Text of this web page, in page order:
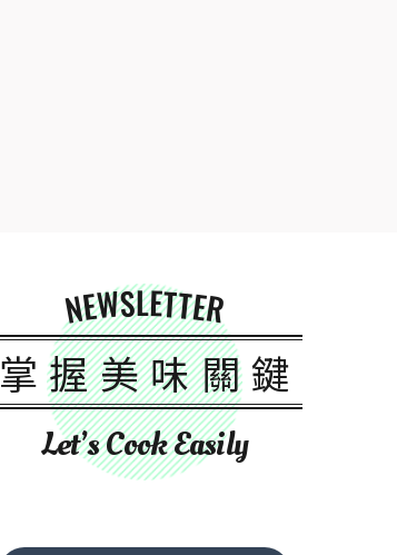
NEWSLETTER
掌握美味關鍵
Let’s Cook Easily